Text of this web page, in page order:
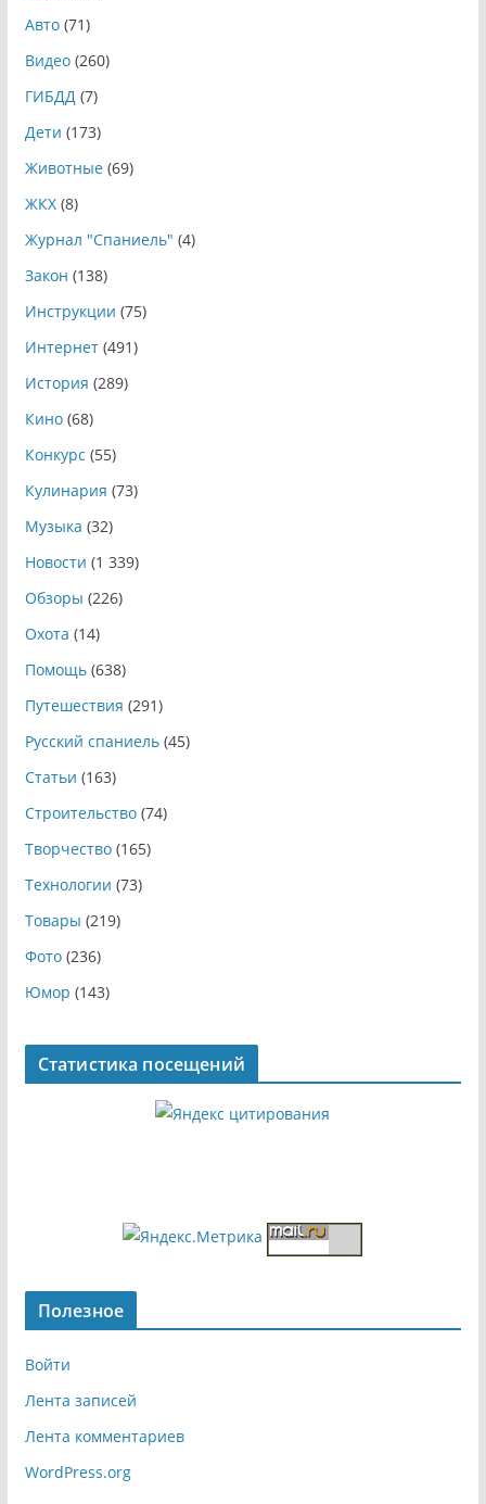
Авто(71)
Видео(260)
ГИБДД(7)
Дети (173)
Животные(69)
ЖКХ(8)
Журнал "Спаниель" (4)
Закон (138)
Инструкции (75)
Интернет(491)
История (289)
Кино(68)
Конкурс (55)
Кулинария (73)
Музыка (32)
Новости (1 339)
Обзоры (226)
Охота (14)
Помощь(638)
Путешествия (291)
Русский спаниель(45)
Статьи (163)
Строительство(74)
Творчество(165)
Технологии (73)
Товары (219)
Фото(236)
Юмор (143)
Статистика посещений
Полезное
Войти
Лента записей
Лента комментариев
WordPress.org